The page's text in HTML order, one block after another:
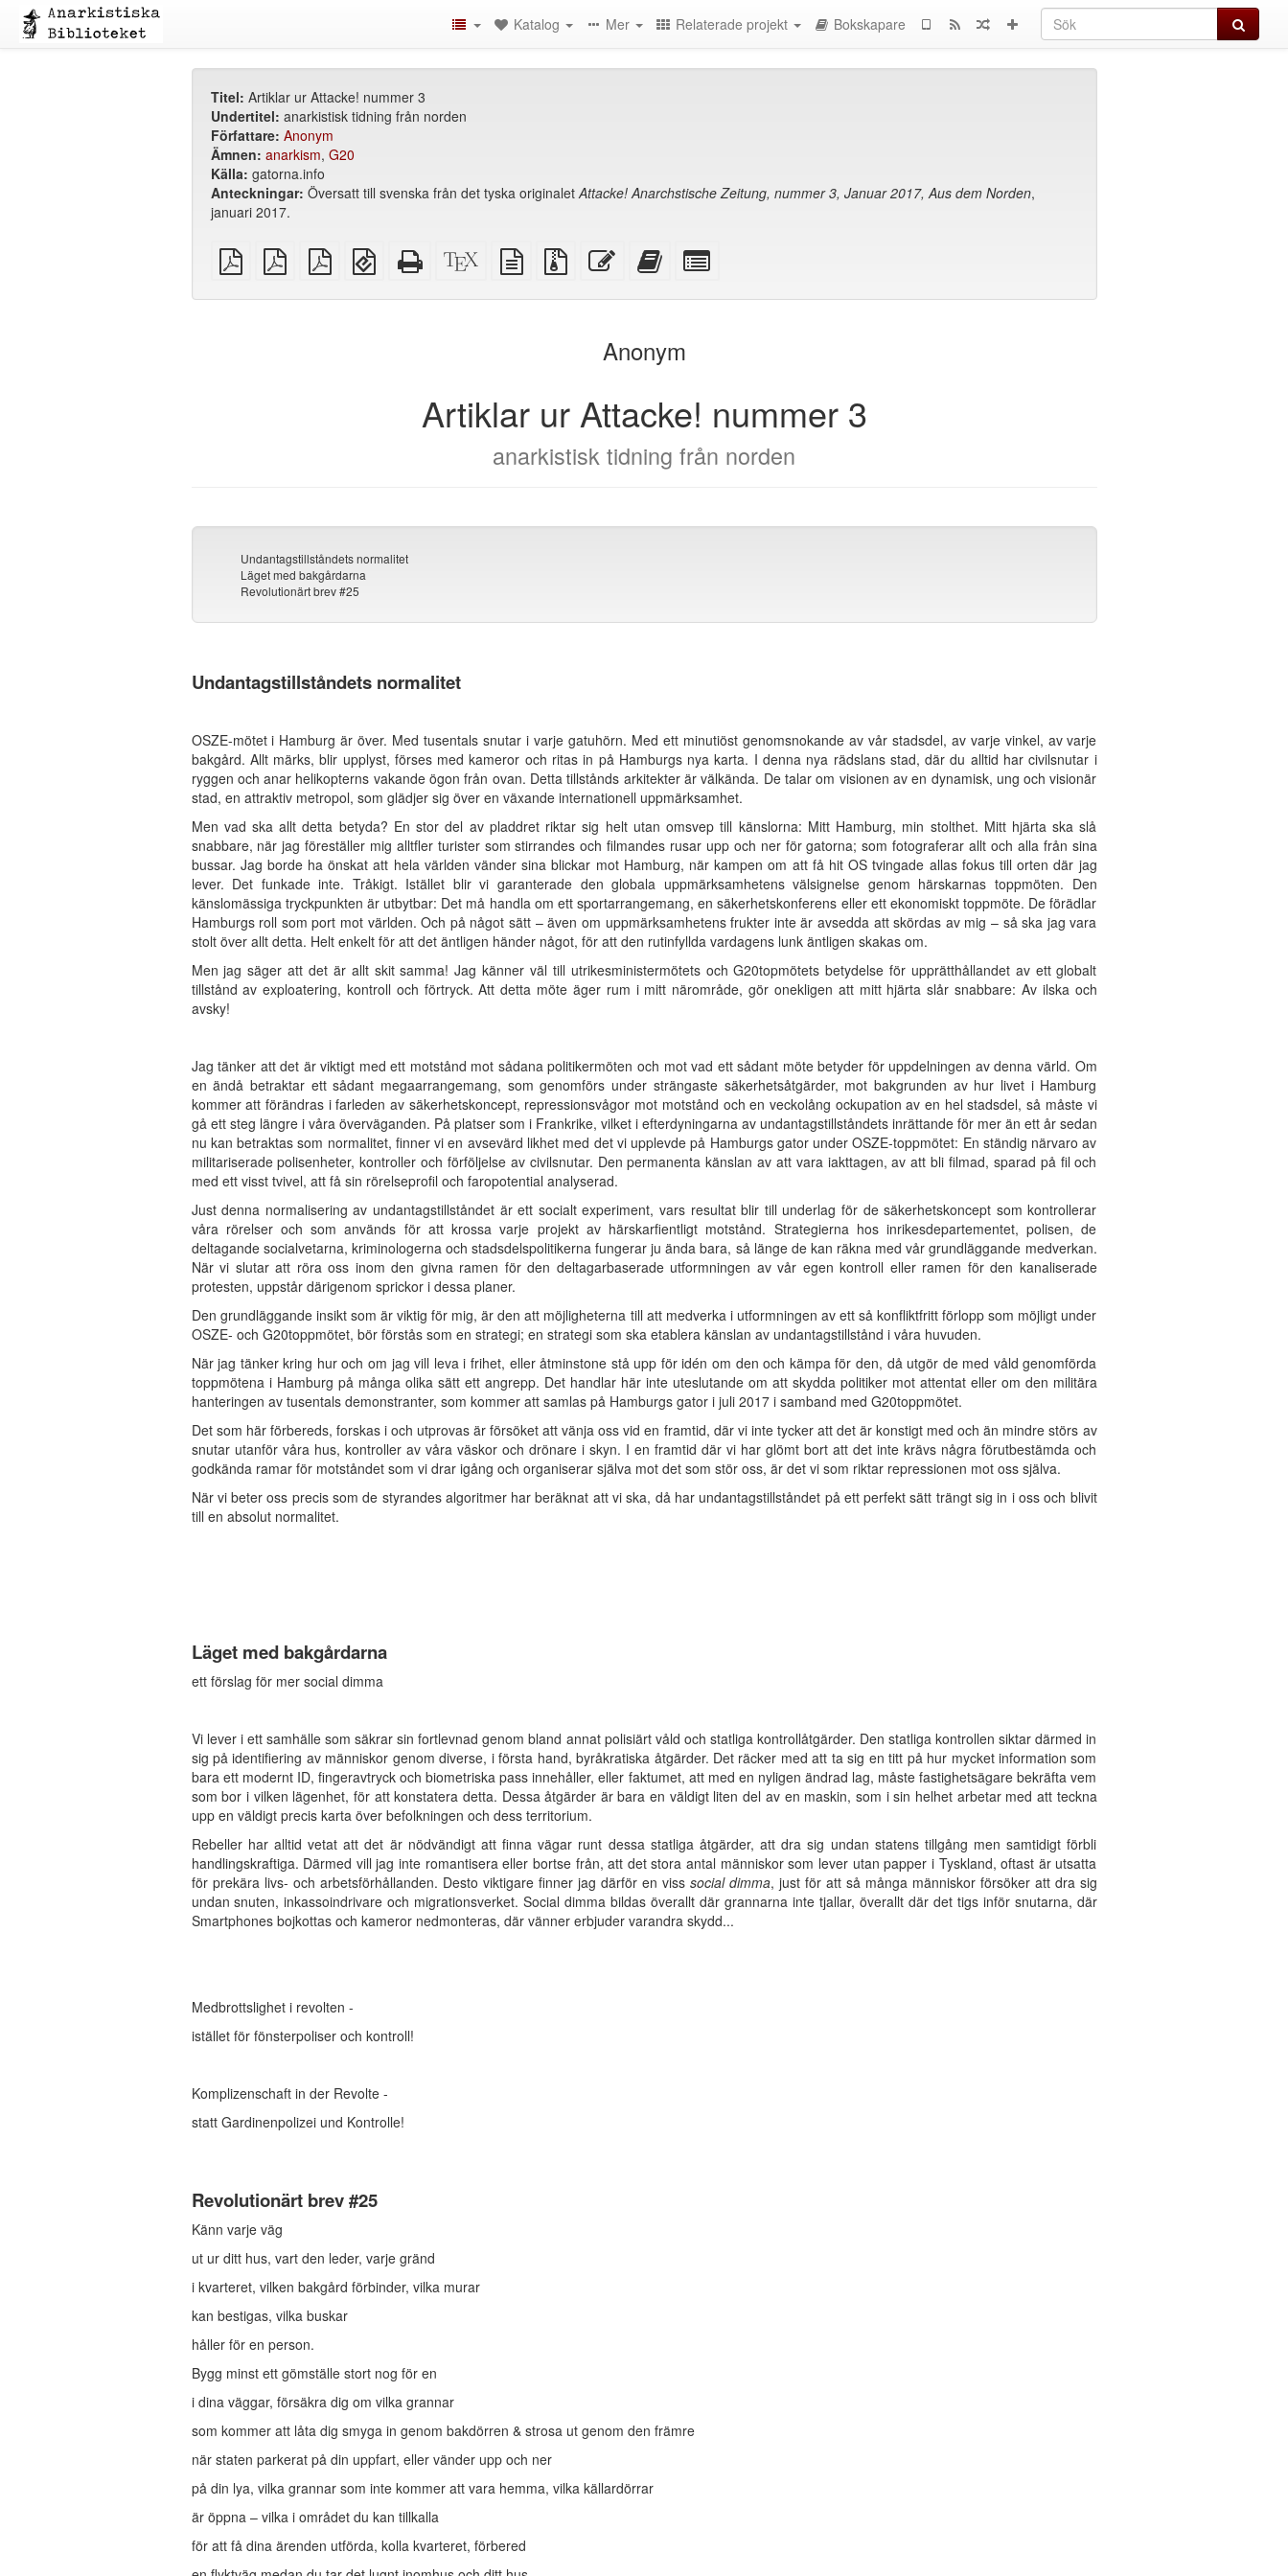
Sök
Katalog Mer Relaterade projekt Bokskapare
Titel: Artiklar ur Attacke! nummer 3
Undertitel: anarkistisk tidning från norden
Författare: Anonym
Ämnen: anarkism, G20
Källa: gatorna.info
Anteckningar: Översatt till svenska från det tyska originaletAttacke! Anarchstische Zeitung, nummer 3, Januar 2017, Aus dem Norden,
januari 2017.
plain
PDF
A4
imposed
Letter
imposed
EPUB
(för
Fristående
HTML
XeLaTeX
källa
plain
text
Källfiler
med
Redigera
denna
Lägg
bokskaparen
Anonym
Artiklar ur Attacke! nummer 3
anarkistisk tidning från norden
Undantagstillståndets normalitet
Läget med bakgårdarna
Revolutionärt brev #25
Undantagstillståndets normalitet
OSZE-mötet i Hamburg är över. Med tusentals snutar i varje gatuhörn. Med ett minutiöst genomsnokande av vår stadsdel, av varje vinkel, av varje
bakgård. Allt märks, blir upplyst, förses med kameror och ritas in på Hamburgs nya karta. I denna nya rädslans stad, där du alltid har civilsnutar i
ryggen och anar helikopterns vakande ögon från ovan. Detta tillstånds arkitekter är välkända. De talar om visionen av en dynamisk, ung och visionär
stad, en attraktiv metropol, som glädjer sig över en växande internationell uppmärksamhet.
Men vad ska allt detta betyda? En stor del av pladdret riktar sig helt utan omsvep till känslorna: Mitt Hamburg, min stolthet. Mitt hjärta ska slå
snabbare, när jag föreställer mig alltfler turister som stirrandes och filmandes rusar upp och ner för gatorna; som fotograferar allt och alla från sina
bussar. Jag borde ha önskat att hela världen vänder sina blickar mot Hamburg, när kampen om att få hit OS tvingade allas fokus till orten där jag
lever. Det funkade inte. Tråkigt. Istället blir vi garanterade den globala uppmärksamhetens välsignelse genom härskarnas toppmöten. Den
känslomässiga tryckpunkten är utbytbar: Det må handla om ett sportarrangemang, en säkerhetskonferens eller ett ekonomiskt toppmöte. De förädlar
Hamburgs roll som port mot världen. Och på något sätt – även om uppmärksamhetens frukter inte är avsedda att skördas av mig – så ska jag vara
stolt över allt detta. Helt enkelt för att det äntligen händer något, för att den rutinfyllda vardagens lunk äntligen skakas om.
Men jag säger att det är allt skit samma! Jag känner väl till utrikesministermötets och G20topmötets betydelse för upprätthållandet av ett globalt
tillstånd av exploatering, kontroll och förtryck. Att detta möte äger rum i mitt närområde, gör onekligen att mitt hjärta slår snabbare: Av ilska och
avsky!
Jag tänker att det är viktigt med ett motstånd mot sådana politikermöten och mot vad ett sådant möte betyder för uppdelningen av denna värld. Om
en ändå betraktar ett sådant megaarrangemang, som genomförs under strängaste säkerhetsåtgärder, mot bakgrunden av hur livet i Hamburg
kommer att förändras i farleden av säkerhetskoncept, repressionsvågor mot motstånd och en veckolång ockupation av en hel stadsdel, så måste vi
gå ett steg längre i våra överväganden. På platser som i Frankrike, vilket i efterdyningarna av undantagstillståndets inrättande för mer än ett år sedan
nu kan betraktas som normalitet, finner vi en avsevärd likhet med det vi upplevde på Hamburgs gator under OSZE-toppmötet: En ständig närvaro av
militariserade polisenheter, kontroller och förföljelse av civilsnutar. Den permanenta känslan av att vara iakttagen, av att bli filmad, sparad på fil och
med ett visst tvivel, att få sin rörelseprofil och faropotential analyserad.
Just denna normalisering av undantagstillståndet är ett socialt experiment, vars resultat blir till underlag för de säkerhetskoncept som kontrollerar
våra rörelser och som används för att krossa varje projekt av härskarfientligt motstånd. Strategierna hos inrikesdepartementet, polisen, de
deltagande socialvetarna, kriminologerna och stadsdelspolitikerna fungerar ju ända bara, så länge de kan räkna med vår grundläggande medverkan.
När vi slutar att röra oss inom den givna ramen för den deltagarbaserade utformningen av vår egen kontroll eller ramen för den kanaliserade
protesten, uppstår därigenom sprickor i dessa planer.
Den grundläggande insikt som är viktig för mig, är den att möjligheterna till att medverka i utformningen av ett så konfliktfritt förlopp som möjligt under
OSZE- och G20toppmötet, bör förstås som en strategi; en strategi som ska etablera känslan av undantagstillstånd i våra huvuden.
När jag tänker kring hur och om jag vill leva i frihet, eller åtminstone stå upp för idén om den och kämpa för den, då utgör de med våld genomförda
toppmötena i Hamburg på många olika sätt ett angrepp. Det handlar här inte uteslutande om att skydda politiker mot attentat eller om den militära
hanteringen av tusentals demonstranter, som kommer att samlas på Hamburgs gator i juli 2017 i samband med G20toppmötet.
Det som här förbereds, forskas i och utprovas är försöket att vänja oss vid en framtid, där vi inte tycker att det är konstigt med och än mindre störs av
snutar utanför våra hus, kontroller av våra väskor och drönare i skyn. I en framtid där vi har glömt bort att det inte krävs några förutbestämda och
godkända ramar för motståndet som vi drar igång och organiserar själva mot det som stör oss, är det vi som riktar repressionen mot oss själva.
När vi beter oss precis som de styrandes algoritmer har beräknat att vi ska, då har undantagstillståndet på ett perfekt sätt trängt sig in i oss och blivit
till en absolut normalitet.
Läget med bakgårdarna
ett förslag för mer social dimma
Vi lever i ett samhälle som säkrar sin fortlevnad genom bland annat polisiärt våld och statliga kontrollåtgärder. Den statliga kontrollen siktar därmed in
sig på identifiering av människor genom diverse, i första hand, byråkratiska åtgärder. Det räcker med att ta sig en titt på hur mycket information som
bara ett modernt ID, fingeravtryck och biometriska pass innehåller, eller faktumet, att med en nyligen ändrad lag, måste fastighetsägare bekräfta vem
som bor i vilken lägenhet, för att konstatera detta. Dessa åtgärder är bara en väldigt liten del av en maskin, som i sin helhet arbetar med att teckna
upp en väldigt precis karta över befolkningen och dess territorium.
Rebeller har alltid vetat att det är nödvändigt att finna vägar runt dessa statliga åtgärder, att dra sig undan statens tillgång men samtidigt förbli
handlingskraftiga. Därmed vill jag inte romantisera eller bortse från, att det stora antal människor som lever utan papper i Tyskland, oftast är utsatta
för prekära livs- och arbetsförhållanden. Desto viktigare finner jag därför en viss social dimma, just för att så många människor försöker att dra sig
undan snuten, inkassoindrivare och migrationsverket. Social dimma bildas överallt där grannarna inte tjallar, överallt där det tigs inför snutarna, där
Smartphones bojkottas och kameror nedmonteras, där vänner erbjuder varandra skydd...
Medbrottslighet i revolten -
istället för fönsterpoliser och kontroll!
Komplizenschaft in der Revolte -
statt Gardinenpolizei und Kontrolle!
Revolutionärt brev #25
Känn varje väg
ut ur ditt hus, vart den leder, varje gränd
i kvarteret, vilken bakgård förbinder, vilka murar
kan bestigas, vilka buskar
håller för en person.
Bygg minst ett gömställe stort nog för en
i dina väggar, försäkra dig om vilka grannar
som kommer att låta dig smyga in genom bakdörren & strosa ut genom den främre
när staten parkerat på din uppfart, eller vänder upp och ner
på din lya, vilka grannar som inte kommer att vara hemma, vilka källardörrar
är öppna – vilka i området du kan tillkalla
för att få dina ärenden utförda, kolla kvarteret, förbered